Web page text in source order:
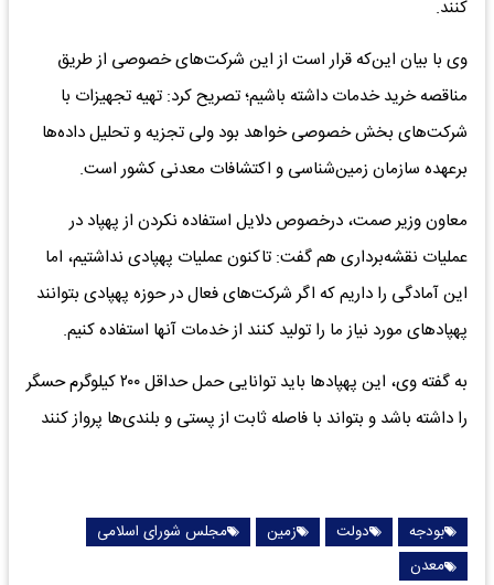
کنند.
وی با بیان این‌که قرار است از این شرکت‌های خصوصی از طریق
مناقصه خرید خدمات داشته باشیم؛ تصریح کرد: تهیه تجهیزات با
شرکت‌های بخش خصوصی خواهد بود ولی تجزیه و تحلیل داده‌ها
برعهده سازمان زمین‌شناسی و اکتشافات معدنی کشور است.
معاون وزیر صمت، درخصوص دلایل استفاده نکردن از پهپاد در
عملیات نقشه‌برداری هم گفت: تاکنون عملیات پهپادی نداشتیم، اما
این آمادگی را داریم که اگر شرکت‌های فعال در حوزه پهپادی بتوانند
پهپادهای مورد نیاز ما را تولید کنند از خدمات آنها استفاده کنیم.
به گفته وی، این پهپادها باید توانایی حمل حداقل ۲۰۰ کیلوگرم حسگر
را داشته باشد و بتواند با فاصله ثابت از پستی و بلندی‌ها پرواز کنند
بودجه دولت زمین
مجلس شورای اسلامی
معدن